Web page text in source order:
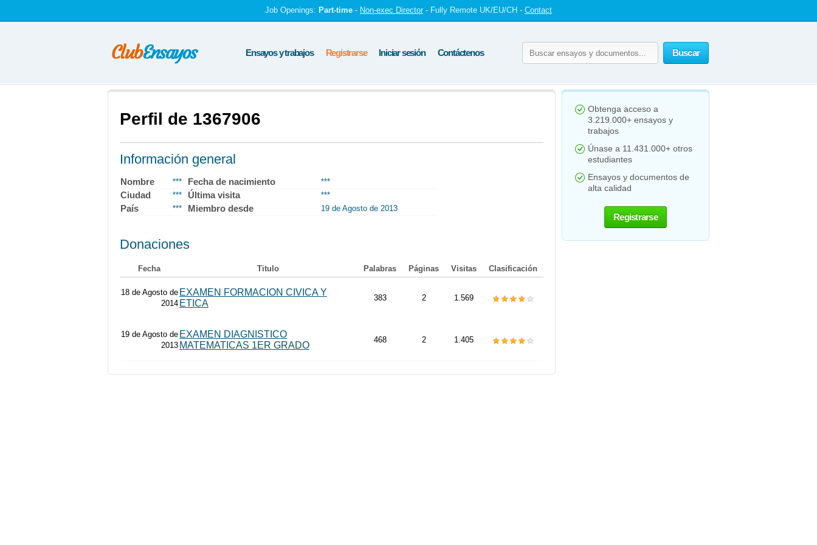
Job Openings: Part-time - Non-exec Director - Fully Remote UK/EU/CH - Contact
Buscar
Ensayos y trabajos Registrarse Iniciar sesión Contáctenos
Perfil de 1367906
Información general
Nombre *** Fecha de nacimiento ***
Ciudad *** Última visita ***
País *** Miembro desde 19 de Agosto de 2013
Donaciones
Fecha Titulo Palabras Páginas Visitas Clasificación
18 de Agosto de
2014
EXAMEN FORMACION CIVICA Y
ETICA
383 2 1.569
19 de Agosto de
2013
EXAMEN DIAGNISTICO
MATEMATICAS 1ER GRADO
468 2 1.405
Obtenga acceso a
3.219.000+ ensayos y
trabajos
Únase a 11.431.000+ otros
estudiantes
Ensayos y documentos de
alta calidad
Registrarse